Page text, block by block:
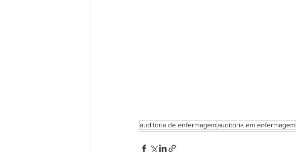
auditoria de enfermagemauditoria em enfermagem